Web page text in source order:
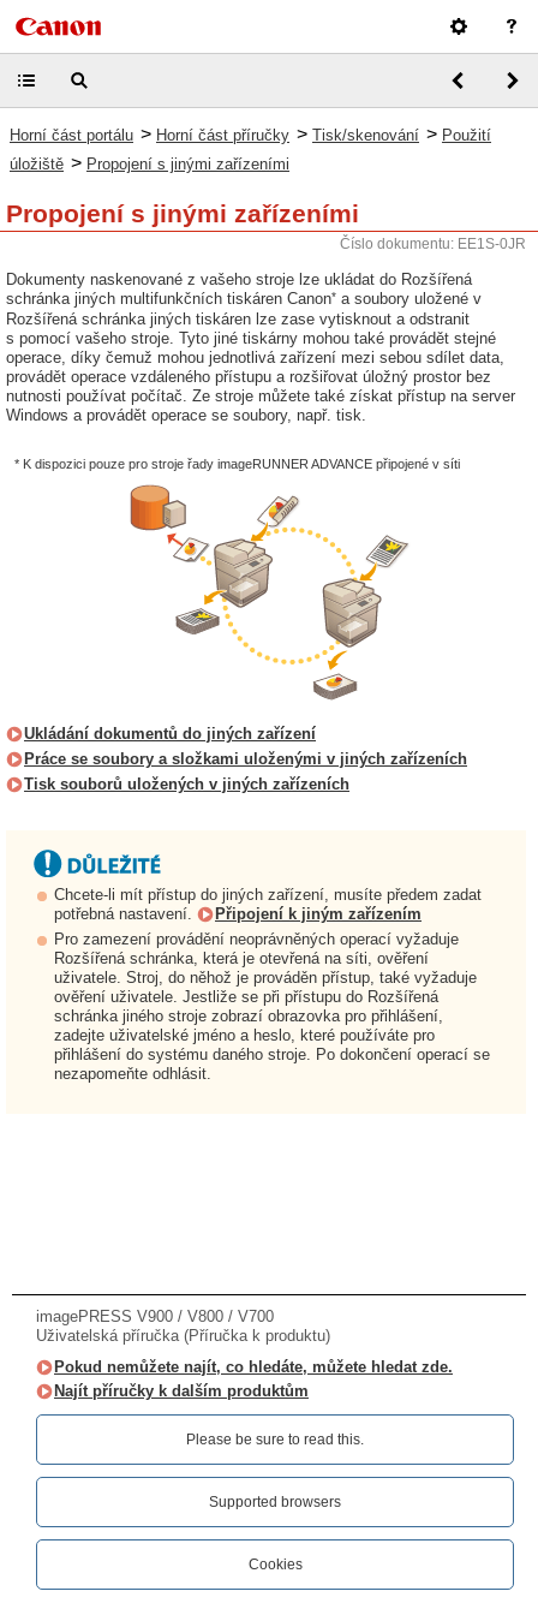
Horní část portálu > Horní část příručky > Tisk/skenování > Použití
úložiště > Propojení s jinými zařízeními
Propojení s jinými zařízeními
Číslo dokumentu: EE1S-0JR
Dokumenty naskenované z vašeho stroje lze ukládat do Rozšířená
schránka jiných multifunkčních tiskáren Canon* a soubory uložené v
Rozšířená schránka jiných tiskáren lze zase vytisknout a odstranit
s pomocí vašeho stroje. Tyto jiné tiskárny mohou také provádět stejné
operace, díky čemuž mohou jednotlivá zařízení mezi sebou sdílet data,
provádět operace vzdáleného přístupu a rozšiřovat úložný prostor bez
nutnosti používat počítač. Ze stroje můžete také získat přístup na server
Windows a provádět operace se soubory, např. tisk.
* K dispozici pouze pro stroje řady imageRUNNER ADVANCE připojené v síti
Ukládání dokumentů do jiných zařízení
Práce se soubory a složkami uloženými v jiných zařízeních
Tisk souborů uložených v jiných zařízeních
Chcete-li mít přístup do jiných zařízení, musíte předem zadat
potřebná nastavení.
Připojení k jiným zařízením
Pro zamezení provádění neoprávněných operací vyžaduje
Rozšířená schránka, která je otevřená na síti, ověření
uživatele. Stroj, do něhož je prováděn přístup, také vyžaduje
ověření uživatele. Jestliže se při přístupu do Rozšířená
schránka jiného stroje zobrazí obrazovka pro přihlášení,
zadejte uživatelské jméno a heslo, které používáte pro
přihlášení do systému daného stroje. Po dokončení operací se
nezapomeňte odhlásit.
imagePRESS V900 / V800 / V700
Uživatelská příručka (Příručka k produktu)
Pokud nemůžete najít, co hledáte, můžete hledat zde.
Najít příručky k dalším produktům
Please be sure to read this.‎
Supported browsers
Cookies